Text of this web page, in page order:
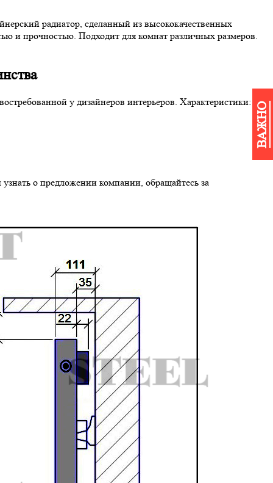
ВАЖНО
радиатор, сделанный из высококачественных
и прочностью. Подходит для комнат различных размеров.
у дизайнеров интерьеров. Характеристики:
о предложении компании, обращайтесь за